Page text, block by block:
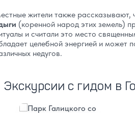
жители также рассказывают,
(коренной народ этих земель)
и считали это место
целебной энергией и может
недугов.
Экскурсии с гидом в
Подробнее